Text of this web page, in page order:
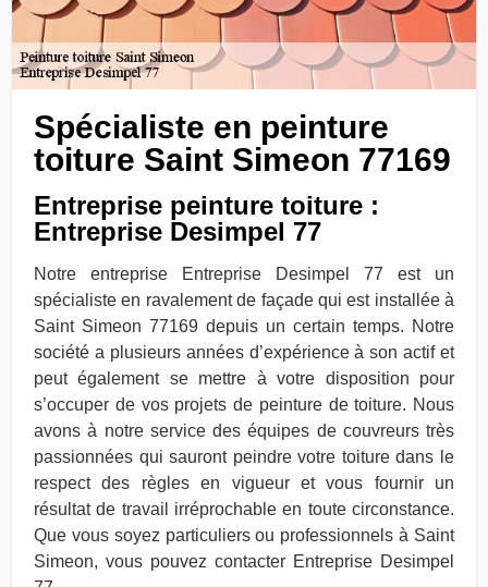
Spécialiste en peinture
toiture Saint Simeon 77169
Entreprise peinture toiture :
Entreprise Desimpel 77
Notre entreprise Entreprise Desimpel 77 est un
spécialiste en ravalement de façade qui est installée à
Saint Simeon 77169 depuis un certain temps. Notre
société a plusieurs années d’expérience à son actif et
peut également se mettre à votre disposition pour
s’occuper de vos projets de peinture de toiture. Nous
avons à notre service des équipes de couvreurs très
passionnées qui sauront peindre votre toiture dans le
respect des règles en vigueur et vous fournir un
résultat de travail irréprochable en toute circonstance.
Que vous soyez particuliers ou professionnels à Saint
Simeon, vous pouvez contacter Entreprise Desimpel